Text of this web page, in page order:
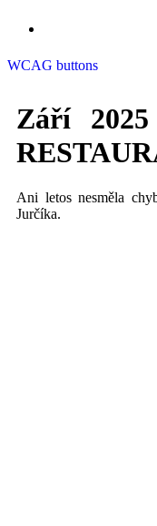
WCAG buttons
Září
Ani letos nesměla
Jurčíka.